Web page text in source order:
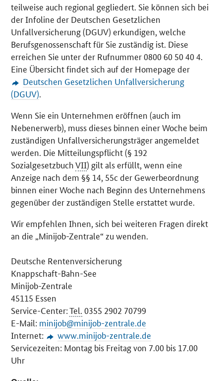
teilweise auch regional gegliedert. Sie können sich bei
der Infoline der Deutschen Gesetzlichen
Unfallversicherung (DGUV) erkundigen, welche
Berufsgenossenschaft für Sie zuständig ist. Diese
erreichen Sie unter der Rufnummer 0800 60 50 40 4.
Eine Übersicht findet sich auf der Homepage der
Deutschen Gesetzlichen Unfallversicherung
(DGUV).
Wenn Sie ein Unternehmen eröffnen (auch im
Nebenerwerb), muss dieses binnen einer Woche beim
zuständigen Unfallversicherungsträger angemeldet
werden. Die Mitteilungspflicht (§ 192
SozialgesetzbuchVII) gilt als erfüllt, wenn eine
Anzeige nach dem §§ 14, 55c der Gewerbeordnung
binnen einer Woche nach Beginn des Unternehmens
gegenüber der zuständigen Stelle erstattet wurde.
Wir empfehlen Ihnen, sich bei weiteren Fragen direkt
an die „Minijob-Zentrale“ zu wenden.
Deutsche Rentenversicherung
Knappschaft-Bahn-See
Minijob-Zentrale
45115 Essen
Service-Center:Tel. 0355 2902 70799
E-Mail: minijob@minijob-zentrale.de
Internet:
www.minijob-zentrale.de
Servicezeiten: Montag bis Freitag von 7.00 bis 17.00
Uhr